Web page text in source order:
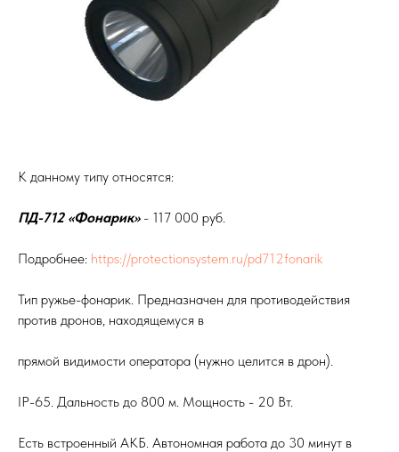
К данному типу относятся:
ПД-712 «Фонарик»- 117 000 руб.
Подробнее: https://protectionsystem.ru/pd712fonarik
Тип ружье-фонарик. Предназначен для противодействия
против дронов, находящемуся в
прямой видимости оператора (нужно целится в дрон).
IP-65. Дальность до 800 м. Мощность - 20 Вт.
Есть встроенный АКБ. Автономная работа до 30 минут в